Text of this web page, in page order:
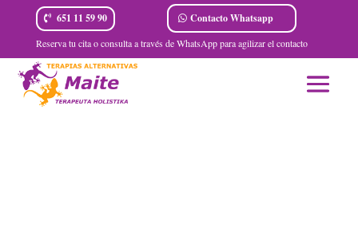
651 11 59 90 Contacto Whatsapp
Reserva tu cita o consulta a través de WhatsApp para agilizar el contacto